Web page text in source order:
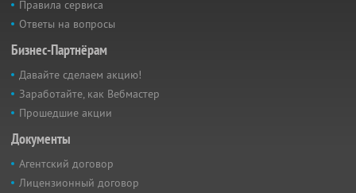
Правила сервиса
Ответы на вопросы
Бизнес-Партнёрам
Давайте сделаем акцию!
Заработайте, как Вебмастер
Прошедшие акции
Документы
Агентский договор
Лицензионный договор